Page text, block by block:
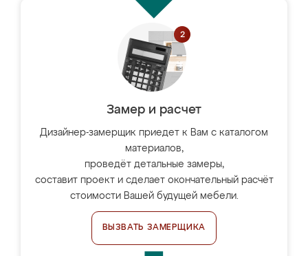
Замер и расчет
Дизайнер-замерщик приедет к Вам с каталогом
материалов,
проведёт детальные замеры,
составит проект и сделает окончательный расчёт
стоимости Вашей будущей мебели.
ВЫЗВАТЬ ЗАМЕРЩИКА